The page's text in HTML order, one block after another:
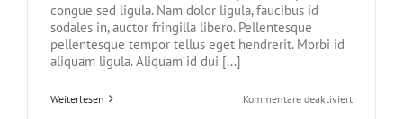
congue sed ligula. Nam dolor ligula, faucibus id
sodales in, auctor fringilla libero. Pellentesque
pellentesque tempor tellus eget hendrerit. Morbi id
aliquam ligula. Aliquam id dui [...]
Weiterlesen Kommentare deaktiviertfür